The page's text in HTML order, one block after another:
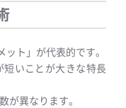
ット」が代表的です。
いことが大きな特長
が異なります。